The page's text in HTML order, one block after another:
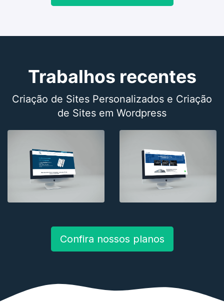
Trabalhos recentes
Criação de Sites Personalizados e Criação
de Sites em Wordpress
Confira nossos planos